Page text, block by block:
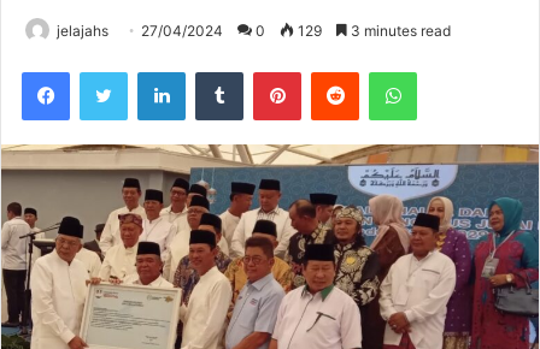
jelajahs 27/04/2024 0 129 3 minutes read